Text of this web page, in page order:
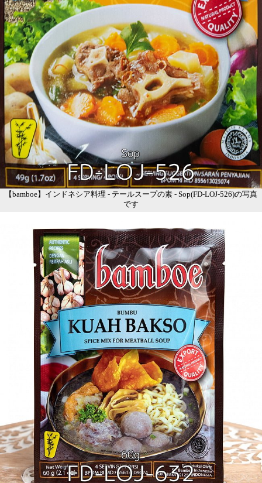
【bamboe】インドネシア料理 - テールスープの素 - Sop(FD-LOJ-526)の写真
です